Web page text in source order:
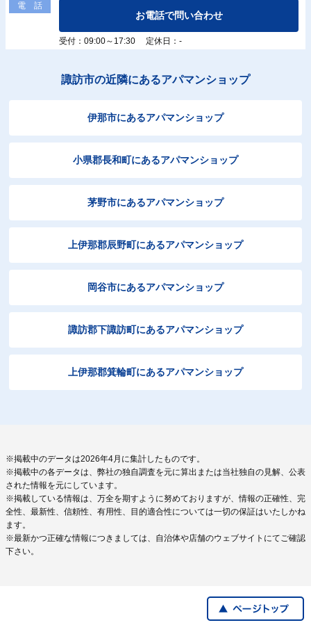
電 話
お電話で問い合わせ
受付：09:00～17:30 定休日：-
諏訪市の近隣にあるアパマンショップ
伊那市にあるアパマンショップ
小県郡長和町にあるアパマンショップ
茅野市にあるアパマンショップ
上伊那郡辰野町にあるアパマンショップ
岡谷市にあるアパマンショップ
諏訪郡下諏訪町にあるアパマンショップ
上伊那郡箕輪町にあるアパマンショップ
※掲載中のデータは2026年4月に集計したものです。
※掲載中の各データは、弊社の独自調査を元に算出または当社独自の見解、公表
された情報を元にしています。
※掲載している情報は、万全を期すように努めておりますが、情報の正確性、完
全性、最新性、信頼性、有用性、目的適合性については一切の保証はいたしかね
ます。
※最新かつ正確な情報につきましては、自治体や店舗のウェブサイトにてご確認
下さい。